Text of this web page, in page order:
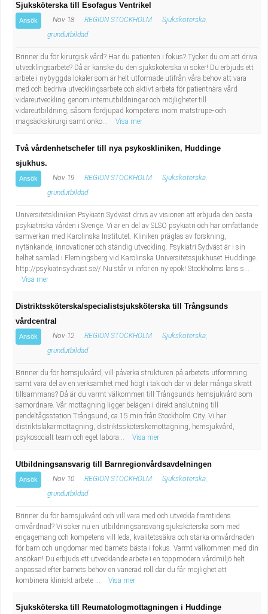
Sjuksköterska till Esofagus Ventrikel
Ansök Nov 18 REGION STOCKHOLM
Sjuksköterska,
grundutbildad
Brinner du för kirurgisk vård? Har du patienten i fokus? Tycker du om att driva
utvecklingsarbete? Då är kanske du den sjuksköterska vi söker! Du erbjuds ett
arbete i nybyggda lokaler som är helt utformade utifrån våra behov att vara
med och bedriva utvecklingsarbete och aktivt arbeta för patientnära vård
vidareutveckling genom internutbildningar och möjligheter till
vidareutbildning, såsom fördjupad kompetens inom matstrupe- och
magsäckskirurgi samt onko...
Visa mer
Två vårdenhetschefer till nya psykoskliniken, Huddinge
sjukhus.
Ansök Nov 19 REGION STOCKHOLM
Sjuksköterska,
grundutbildad
Universitetskliniken Psykiatri Sydväst drivs av visionen att erbjuda den bästa
psykiatriska vården i Sverige. Vi är en del av SLSO psykiatri och har omfattande
samverkan med Karolinska Institutet. Kliniken präglas av forskning,
nytänkande, innovationer och ständig utveckling. Psykiatri Sydväst är i sin
helhet samlad i Flemingsberg vid Karolinska Universitetssjukhuset Huddinge.
http://psykiatrisydvast.se// Nu står vi inför en ny epok! Stockholms läns s...
Visa mer
Distriktssköterska/specialistsjuksköterska till Trångsunds
vårdcentral
Ansök Nov 12 REGION STOCKHOLM
Sjuksköterska,
grundutbildad
Brinner du för hemsjukvård, vill påverka strukturen på arbetets utformning
samt vara del av en verksamhet med högt i tak och där vi delar många skratt
tillsammans? Då är du varmt välkommen till Trångsunds hemsjukvård som
samordnare. Vår mottagning ligger belägen i direkt anslutning till
pendeltågsstation Trångsund, ca 15 min från Stockholm City. Vi har
distriktsläkarmottagning, distriktssköterskemottagning, hemsjukvård,
psykosocialt team och eget labora...
Visa mer
Utbildningsansvarig till Barnregionvårdsavdelningen
Ansök Nov 10 REGION STOCKHOLM
Sjuksköterska,
grundutbildad
Brinner du för barnsjukvård och vill vara med och utveckla framtidens
omvårdnad? Vi söker nu en utbildningsansvarig sjuksköterska som med
engagemang och kompetens vill leda, kvalitetssäkra och stärka omvårdnaden
för barn och ungdomar med barnets bästa i fokus. Varmt välkommen med din
ansökan! Du erbjuds ett utvecklande arbete i en toppmodern vårdmiljö helt
anpassad efter barnets behov en varierad roll där du får möjlighet att
kombinera kliniskt arbete ...
Visa mer
Sjuksköterska till Reumatologmottagningen i Huddinge